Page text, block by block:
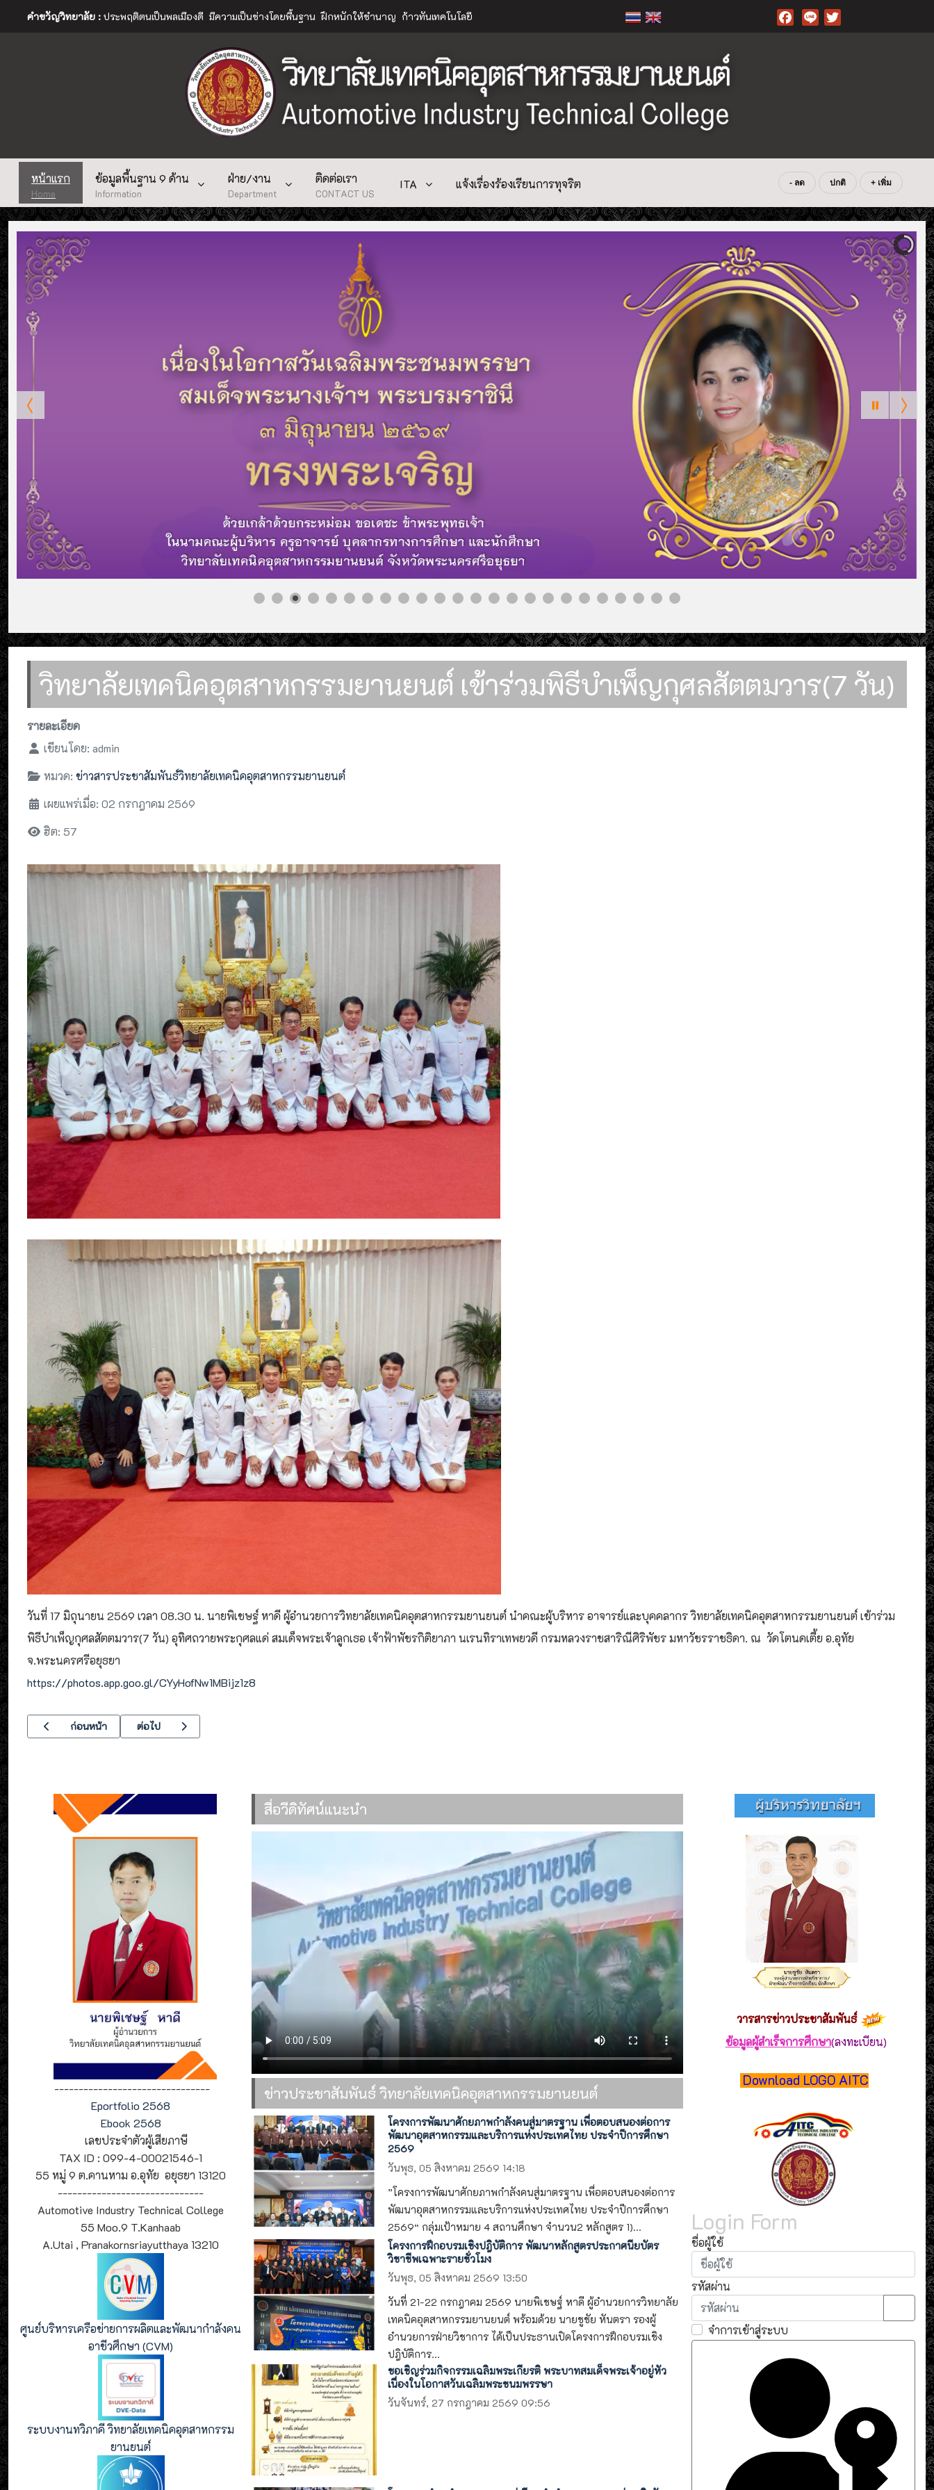
คำขวัญวิทยาลัย : ประพฤติตนเป็นพลเมืองดี มีความเป็นช่างโดยพื้นฐาน ฝึกหนักให้ชำนาญ ก้าวทันเทคโนโลยี
หน้าแรก
Home
ข้อมูลพื้นฐาน 9 ด้าน
Information
ฝ่าย/งาน
Department
ติดต่อเรา
CONTACT US
ITA แจ้งเรื่องร้องเรียนการทุจริต - ลด ปกติ + เพิ่ม
วิทยาลัยเทคนิคอุตสาหกรรมยานยนต์ เข้าร่วมพิธีบำเพ็ญกุศลสัตตมวาร(7 วัน)
รายละเอียด
เขียนโดย: admin
หมวด: ข่าวสารประชาสัมพันธ์วิทยาลัยเทคนิคอุตสาหกรรมยานยนต์
เผยแพร่เมื่อ: 02 กรกฎาคม 2569
ฮิต: 57
วันที่ 17 มิถุนายน 2569 เวลา 08.30 น. นายพิเชษฐ์ หาดี ผู้อำนวยการวิทยาลัยเทคนิคอุตสาหกรรมยานยนต์ นำคณะผู้บริหาร อาจารย์และบุคคลากร วิทยาลัยเทคนิคอุตสาหกรรมยานยนต์ เข้าร่วม
พิธีบำเพ็ญกุศลสัตตมวาร(7 วัน) อุทิศถวายพระกุศลแด่ สมเด็จพระเจ้าลูกเธอ เจ้าฟ้าพัชรกิติยาภา นเรนทิราเทพยวดี กรมหลวงราชสาริณีศิริพัชร มหาวัชรราชธิดา. ณ วัดโตนดเตี้ย อ.อุทัย
จ.พระนครศรีอยุธยา
https://photos.app.goo.gl/CYyHofNw1MBijz1z8
เนื้อหาก่อนหน้า: โครงการส่งเสริมคุณธรรม จริยธรรม และธรรมาภิบาลในสถานศึกษา ประจำปีงบประมาณ 2569
ก่อนหน้า เนื้อหาถัดไป: อาชีวะอาสา พี่ช่วยน้อง วิทยาลัยเทคนิคอุตสาหกรรมยานยนต์
ต่อไป
--------------------------------
Eportfolio 2568
Ebook 2568
เลขประจำตัวผู้เสียภาษี
TAX ID : 099-4-00021546-1
55 หมู่ 9 ต.คานหาม อ.อุทัย อยุธยา 13120
------------------------------
Automotive Industry Technical College
55 Moo.9 T.Kanhaab
A.Utai , Pranakornsriayutthaya 13210
ศูนย์บริหารเครือข่ายการผลิตและพัฒนากำลังคน
อาชีวศึกษา (CVM)
ระบบงานทวิภาคี วิทยาลัยเทคนิคอุตสาหกรรม
ยานยนต์
สื่อวีดิทัศน์แนะนำ
ข่าวประชาสัมพันธ์ วิทยาลัยเทคนิคอุตสาหกรรมยานยนต์
โครงการพัฒนาศักยภาพกำลังคนสู่มาตรฐาน เพื่อตอบสนองต่อการ
พัฒนาอุตสาหกรรมและบริการแห่งประเทศไทย ประจำปีการศึกษา
2569
วันพุธ, 05 สิงหาคม 2569 14:18
”โครงการพัฒนาศักยภาพกำลังคนสู่มาตรฐาน เพื่อตอบสนองต่อการ
พัฒนาอุตสาหกรรมและบริการแห่งประเทศไทย ประจำปีการศึกษา
2569“ กลุ่มเป้าหมาย 4 สถานศึกษา จำนวน2 หลักสูตร 1)...
โครงการฝึกอบรมเชิงปฎิบัติการ พัฒนาหลักสูตรประกาศนียบัตร
วิชาชีพเฉพาะรายชั่วโมง
วันพุธ, 05 สิงหาคม 2569 13:50
วันที่ 21-22 กรกฎาคม 2569 นายพิเชษฐ์ หาดี ผู้อำนวยการวิทยาลัย
เทคนิคอุตสาหกรรมยานยนต์ พร้อมด้วย นายชูชัย หันตรา รองผู้
อำนวยการฝ่ายวิชาการ ได้เป็นประธานเปิดโครงการฝึกอบรมเชิง
ปฎิบัติการ...
ขอเชิญร่วมกิจกรรมเฉลิมพระเกียรติ พระบาทสมเด็จพระเจ้าอยู่หัว
เนื่องในโอกาสวันเฉลิมพระชนมพรรษา
วันจันทร์, 27 กรกฎาคม 2569 09:56
วารสารข่าวประชาสัมพันธ์
ข้อมูลผู้สำเร็จการศึกษา(ลงทะเบียน)
Download LOGO AITC
Login Form
ชื่อผู้ใช้
รหัสผ่าน
แสดงร
จำการเข้าสู่ระบบ